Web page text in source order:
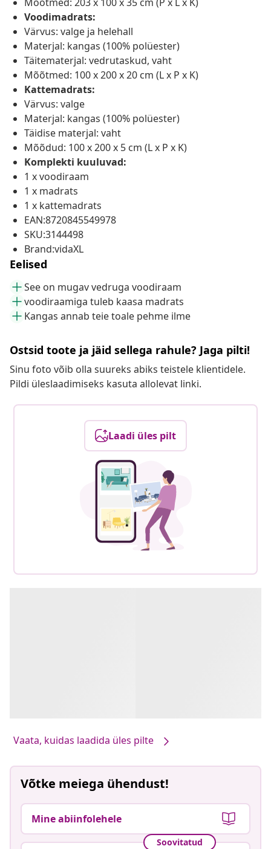
Voodimadrats:
Värvus: valge ja helehall
Materjal: kangas (100% polüester)
Täitematerjal: vedrutaskud, vaht
Mõõtmed: 100 x 200 x 20 cm (L x P x K)
Kattemadrats:
Värvus: valge
Materjal: kangas (100% polüester)
Täidise materjal: vaht
Mõõdud: 100 x 200 x 5 cm (L x P x K)
Komplekti kuuluvad:
1 x voodiraam
1 x madrats
1 x kattemadrats
EAN:8720845549978
SKU:3144498
Brand:vidaXL
Eelised
See on mugav vedruga voodiraam
voodiraamiga tuleb kaasa madrats
Kangas annab teie toale pehme ilme
Ostsid toote ja jäid sellega rahule? Jaga pilti!
Sinu foto võib olla suureks abiks teistele klientidele.
Pildi üleslaadimiseks kasuta allolevat linki.
Laadi üles pilt
Vaata, kuidas laadida üles pilte
Võtke meiega ühendust!
Mine abiinfolehele
Soovitatud